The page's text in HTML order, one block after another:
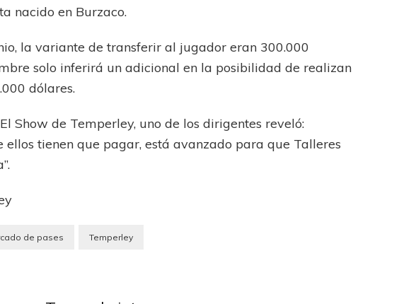
nacido en Burzaco.
la variante de transferir al jugador eran 300.000
solo inferirá un adicional en la posibilidad de realizan
dólares.
Show de Temperley, uno de los dirigentes reveló:
ellos tienen que pagar, está avanzado para que Talleres
de pases Temperley